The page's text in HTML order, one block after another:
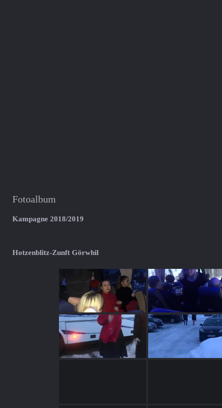
Fotoalbum
Kampagne 2018/2019
Hotzenblitz-Zunft Görwhil